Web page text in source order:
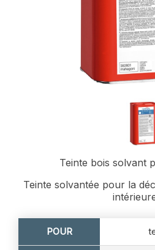
Teinte bois solvant
Teinte solvantée pour la
POUR